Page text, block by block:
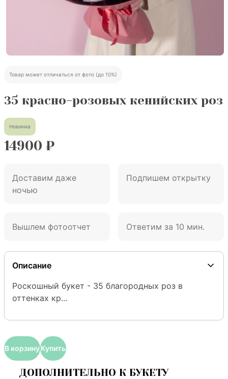
Товар может отличаться от фото (до 10%)
35 красно-розовых кенийских роз
Новинка
14900 ₽
Доставим даже
ночью
Подпишем открытку
Вышлем фотоотчет Ответим за 10 мин.
Описание
Роскошный букет - 35 благородных роз в
оттенках кр...
В корзинуКупить
ДОПОЛНИТЕЛЬНО К БУКЕТУ